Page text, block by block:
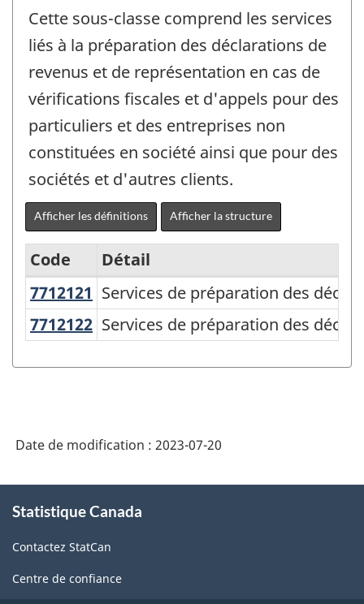
Cette sous-classe comprend les services
liés à la préparation des déclarations de
revenus et de représentation en cas de
vérifications fiscales et d'appels pour des
particuliers et des entreprises non
constituées en société ainsi que pour des
sociétés et d'autres clients.
Afficher les définitions Afficher la structure
Système
de
l'Amérique
du
Nord
(SCPAN)
2022
Code
Détail
7712121 Services de préparation des
Services de préparation des
7712122 Services de préparation des
Services de préparation des
Date de modification : 2023-07-20
propos
ce
site
Statistique Canada
Contactez StatCan
Centre de confiance